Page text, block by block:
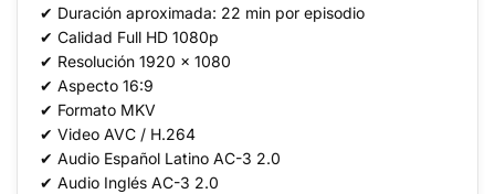
✔ Duración aproximada: 22 min por episodio
✔ Calidad Full HD 1080p
✔ Resolución 1920 x 1080
✔ Aspecto 16:9
✔ Formato MKV
✔ Video AVC / H.264
✔ Audio Español Latino AC-3 2.0
✔ Audio Inglés AC-3 2.0